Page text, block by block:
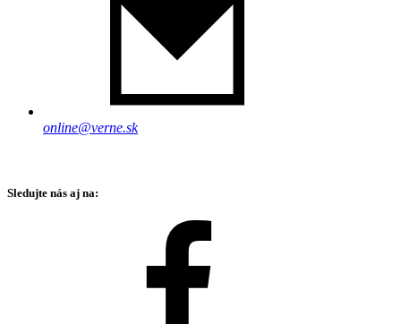
online@verne.sk
Sledujte nás aj na: